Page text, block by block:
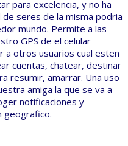
para excelencia, y no ha
seres de la misma podria
mundo. Permite a las
GPS de el celular
a otros usuarios cual esten
cuentas, chatear, destinar
resumir, amarrar. Una uso
amiga la que se va a
notificaciones y
geografico.